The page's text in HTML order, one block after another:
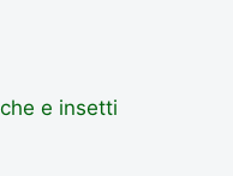
e insetti